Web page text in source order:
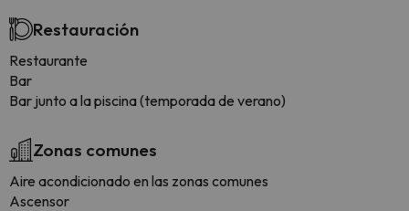
Restauración
Restaurante
Bar
Bar junto a la piscina (temporada de verano)
Zonas comunes
Aire acondicionado en las zonas comunes
Ascensor